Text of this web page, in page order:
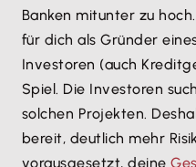
Banken mitunter zu
für dich als Gründer
Investoren (auch
Spiel. Die Investoren
solchen Projekten.
bereit, deutlich mehr
vorausgesetzt, deine